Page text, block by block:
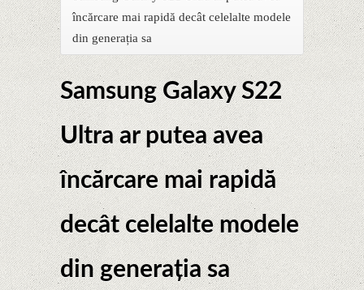
încărcare mai rapidă decât celelalte modele
din generația sa
Samsung Galaxy S22
Ultra ar putea avea
încărcare mai rapidă
decât celelalte modele
din generația sa